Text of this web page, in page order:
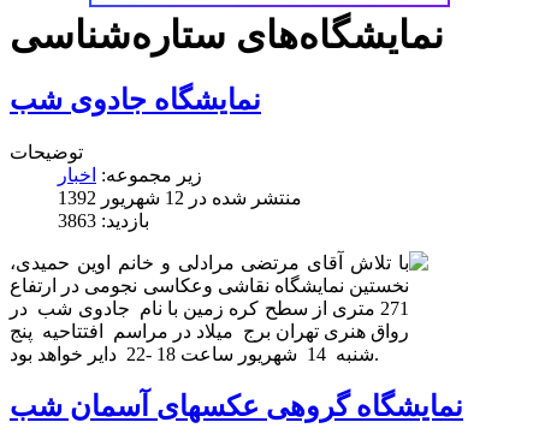
نمایشگاه‌های ستاره‌شناسی
نمایشگاه جادوی شب
توضیحات
زیر مجموعه: اخبار
منتشر شده در 12 شهریور 1392
بازدید: 3863
با تلاش آقای مرتضی مرادلی و خانم اوین حمیدی،
نخستین نمایشگاه نقاشی وعکاسی نجومی در ارتفاع
271 متری از سطح کره زمین با نام جادوی شب در
رواق هنری تهران برج میلاد در مراسم افتتاحیه پنج
شنبه 14 شهریور ساعت 18 -22 دایر خواهد بود.
نمایشگاه گروهی عکسهای آسمان شب